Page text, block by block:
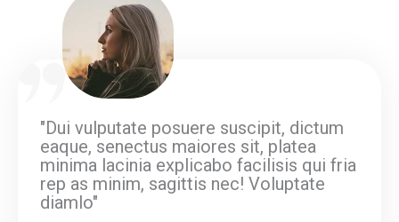
"Dui vulputate posuere suscipit, dictum
eaque, senectus maiores sit, platea
minima lacinia explicabo facilisis qui fria
rep as minim, sagittis nec! Voluptate
diamlo"